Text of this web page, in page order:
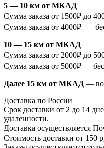
5 — 10 км от МКАД
Сумма заказа от 1500₽ до
Сумма заказа от 4000₽ —
10 — 15 км от МКАД
Сумма заказа от 2000₽ до
Сумма заказа от 5000₽ —
Далее 15 км от МКАД —
Доставка по России
Срок доставки от 2 до 14
удаленности.
Доставка осуществляется
Стоимость доставки от 150